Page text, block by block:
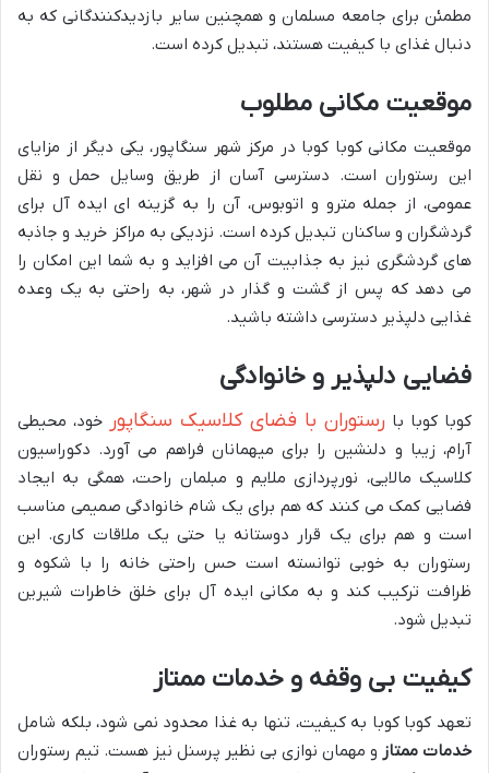
مطمئن برای جامعه مسلمان و همچنین سایر بازدیدکنندگانی که به
دنبال غذای با کیفیت هستند، تبدیل کرده است.
موقعیت مکانی مطلوب
موقعیت مکانی کوبا کوبا در مرکز شهر سنگاپور، یکی دیگر از مزایای
این رستوران است. دسترسی آسان از طریق وسایل حمل و نقل
عمومی، از جمله مترو و اتوبوس، آن را به گزینه ای ایده آل برای
گردشگران و ساکنان تبدیل کرده است. نزدیکی به مراکز خرید و جاذبه
های گردشگری نیز به جذابیت آن می افزاید و به شما این امکان را
می دهد که پس از گشت و گذار در شهر، به راحتی به یک وعده
غذایی دلپذیر دسترسی داشته باشید.
فضایی دلپذیر و خانوادگی
کوبا کوبا با رستوران با فضای کلاسیک سنگاپور خود، محیطی
آرام، زیبا و دلنشین را برای میهمانان فراهم می آورد. دکوراسیون
کلاسیک مالایی، نورپردازی ملایم و مبلمان راحت، همگی به ایجاد
فضایی کمک می کنند که هم برای یک شام خانوادگی صمیمی مناسب
است و هم برای یک قرار دوستانه یا حتی یک ملاقات کاری. این
رستوران به خوبی توانسته است حس راحتی خانه را با شکوه و
ظرافت ترکیب کند و به مکانی ایده آل برای خلق خاطرات شیرین
تبدیل شود.
کیفیت بی وقفه و خدمات ممتاز
تعهد کوبا کوبا به کیفیت، تنها به غذا محدود نمی شود، بلکه شامل
خدمات ممتاز و مهمان نوازی بی نظیر پرسنل نیز هست. تیم رستوران